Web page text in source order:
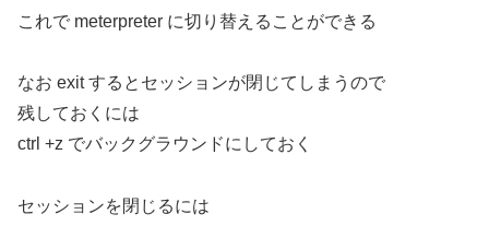
これで meterpreter に切り替えることができる
なお exit するとセッションが閉じてしまうので
残しておくには
ctrl +z でバックグラウンドにしておく
セッションを閉じるには